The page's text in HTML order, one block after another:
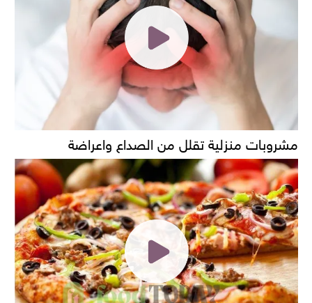
مشروبات منزلية تقلل من الصداع واعراضة